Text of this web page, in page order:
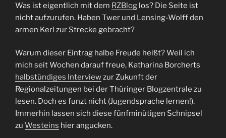
Was ist eigentlich mit dem RZBlog los? Die Seite ist
nicht aufzurufen. Haben Twer und Lensing-Wolff den
armen Kerl zur Strecke gebracht?
Warum dieser Eintrag halbe Freude heißt? Weil ich
mich seit Wochen darauf freue, Katharina Borcherts
halbstündiges Interviewzur Zukunft der
Regionalzeitungen bei der Thüringer Blogzentrale zu
lesen. Doch es funzt nicht (Jugendsprache lernen!).
Immerhin lassen sich diese fünfminütigen Schnipsel
zu Westeins hier angucken.